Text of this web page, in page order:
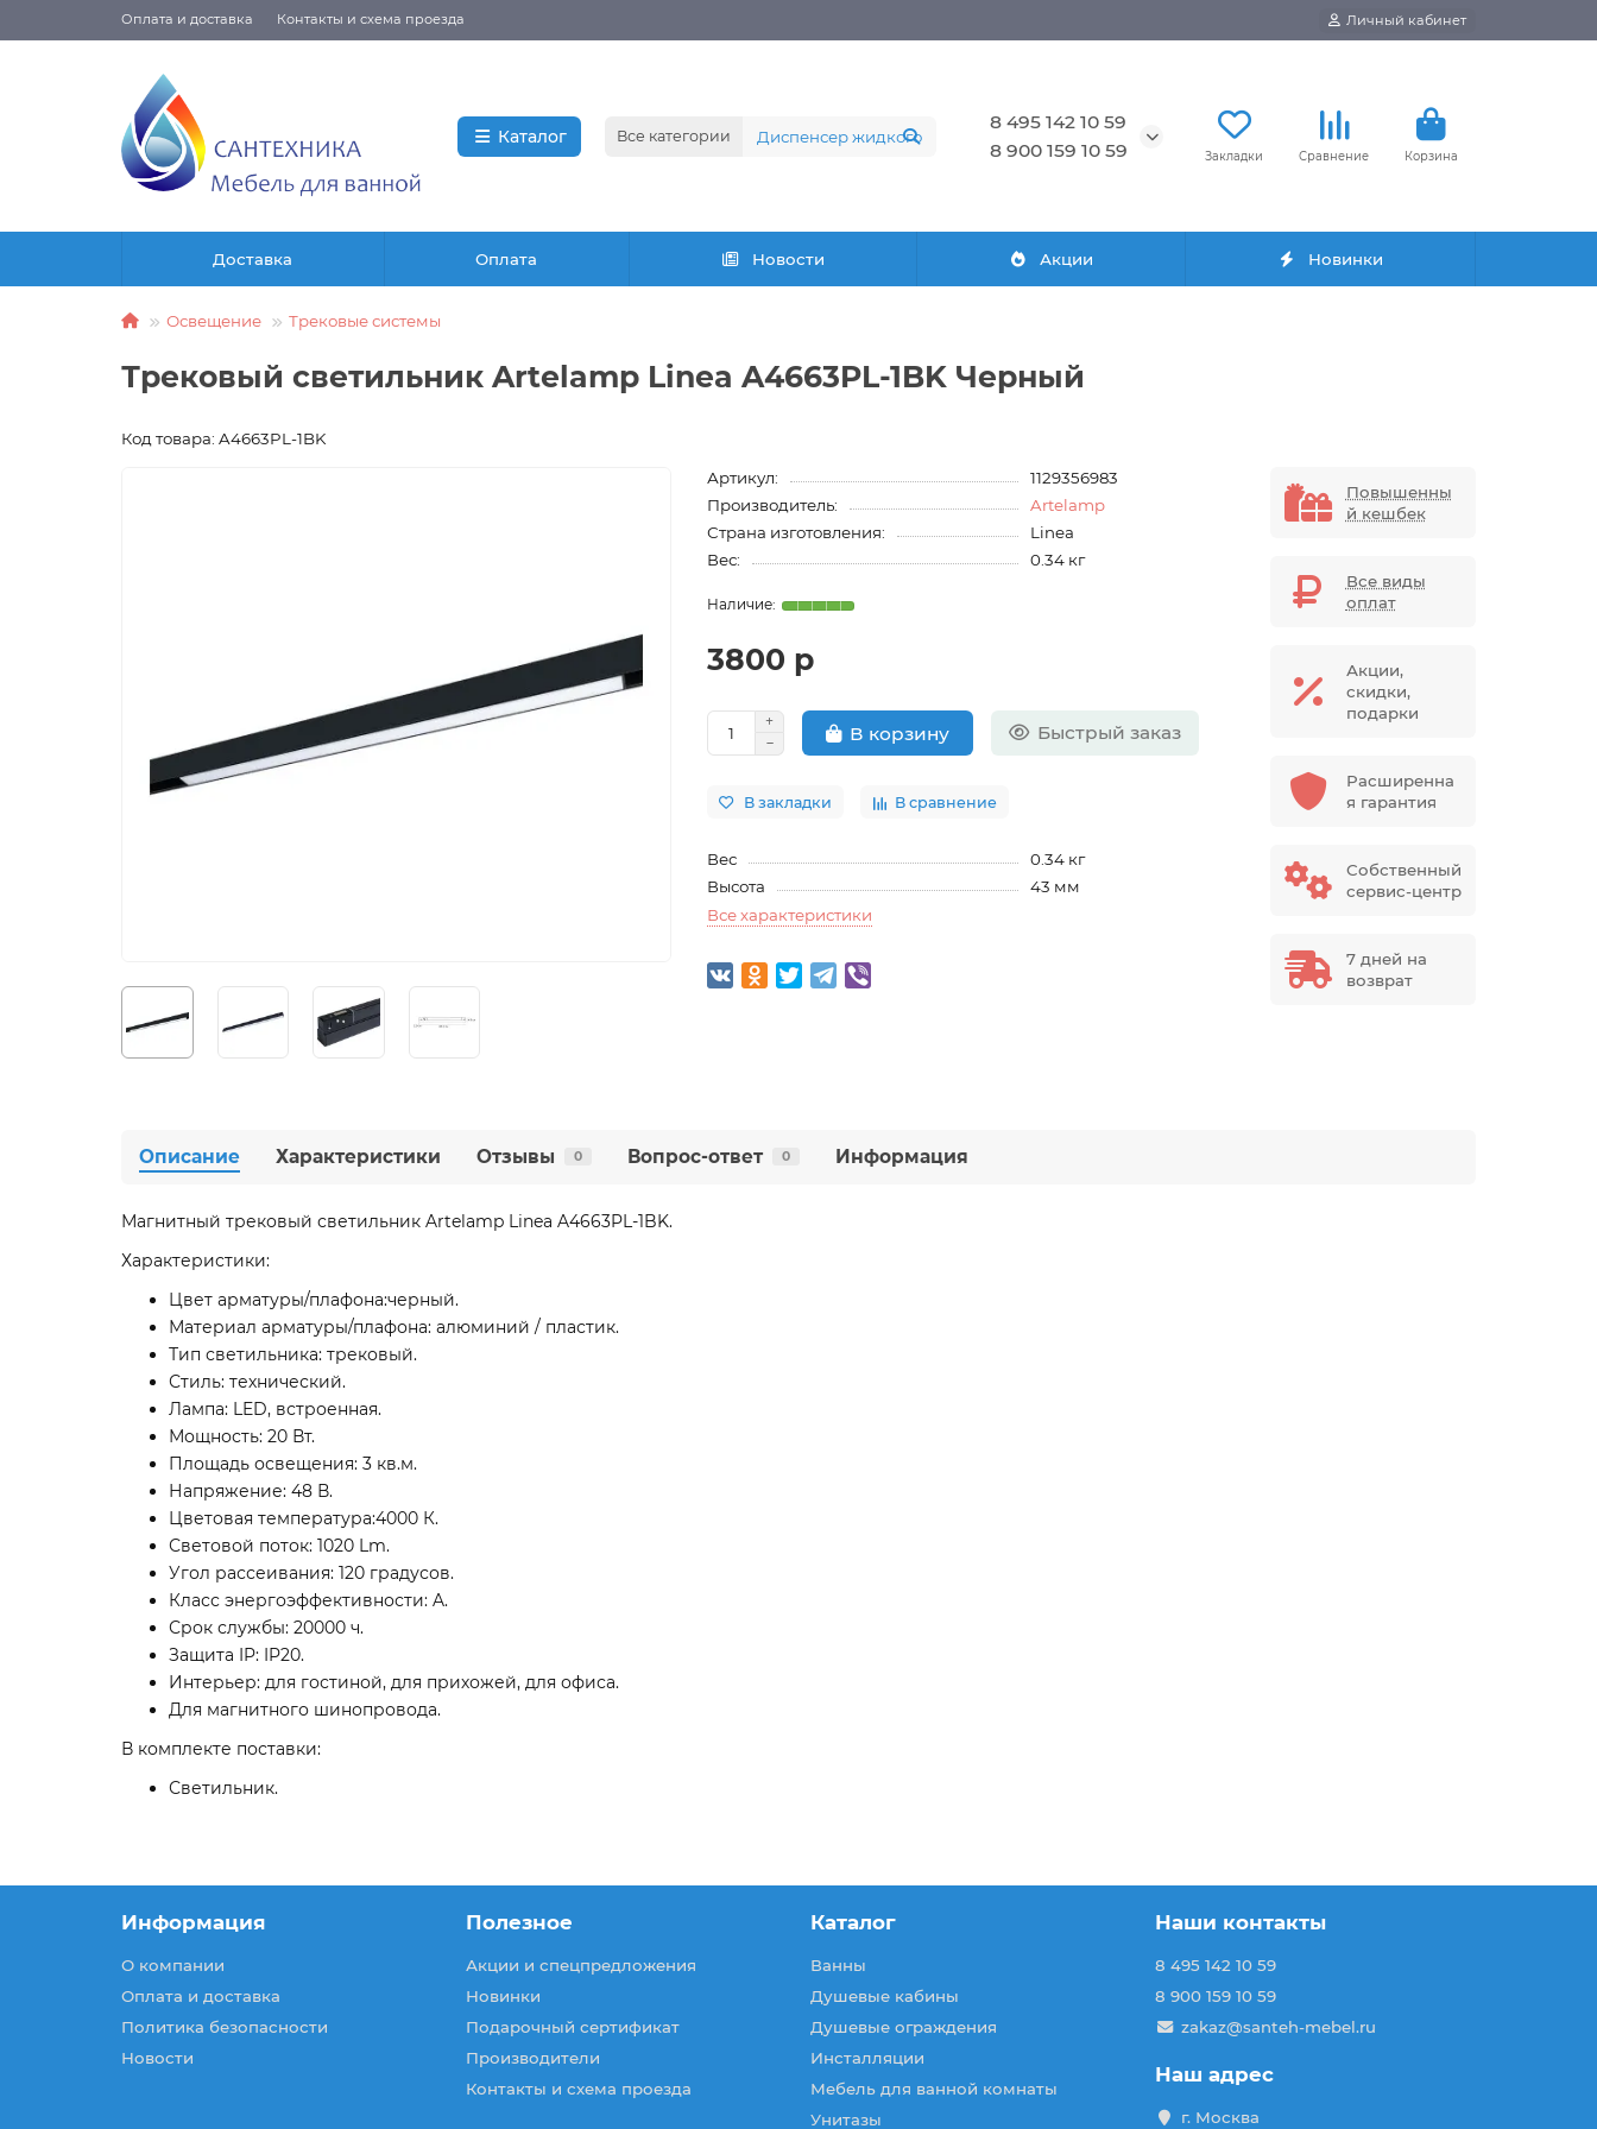
Оплата и доставка Контакты и схема проезда Личный кабинет
Каталог Все категории
8 495 142 10 59
8 900 159 10 59
Закладки Сравнение Корзина
Доставка Оплата Новости Акции Новинки
Освещение Трековые системы
Трековый светильник Artelamp Linea A4663PL-1BK Черный
Код товара: A4663PL-1BK
Артикул:
1129356983
Производитель:
Artelamp
Страна изготовления:
Linea
Вес:
0.34 кг
3800 р
В корзину Быстрый заказ
В закладки В сравнение
Вес
0.34 кг
Высота
43 мм
Все характеристики
Повышенны
й кешбек
Все виды
оплат
Акции,
скидки,
подарки
Расширенна
я гарантия
Собственный
сервис-центр
7 дней на
возврат
Описание Характеристики Отзывы 0 Вопрос-ответ 0 Информация
Магнитный трековый светильник Artelamp Linea A4663PL-1BK.
Характеристики:
Цвет арматуры/плафона:черный.
Материал арматуры/плафона: алюминий / пластик.
Тип светильника: трековый.
Стиль: технический.
Лампа: LED, встроенная.
Мощность: 20 Вт.
Площадь освещения: 3 кв.м.
Напряжение: 48 В.
Цветовая температура:4000 К.
Световой поток: 1020 Lm.
Угол рассеивания: 120 градусов.
Класс энергоэффективности: A.
Срок службы: 20000 ч.
Защита IP: IP20.
Интерьер: для гостиной, для прихожей, для офиса.
Для магнитного шинопровода.
В комплекте поставки:
Светильник.
Информация
О компании
Оплата и доставка
Политика безопасности
Новости
Полезное
Акции и спецпредложения
Новинки
Подарочный сертификат
Производители
Контакты и схема проезда
Каталог
Ванны
Душевые кабины
Душевые ограждения
Инсталляции
Мебель для ванной комнаты
Унитазы
Наши контакты
8 495 142 10 59
8 900 159 10 59
zakaz@santeh-mebel.ru
Наш адрес
г. Москва